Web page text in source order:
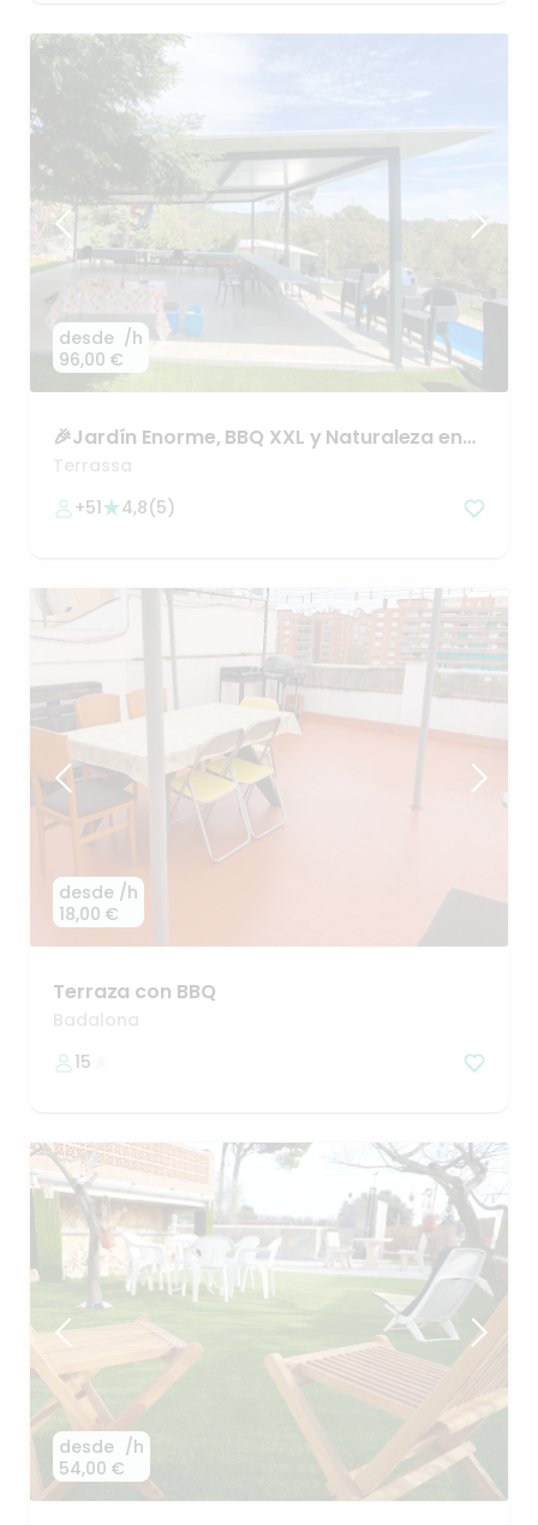
desde
96,00 €
/h
🎉Jardín Enorme​,​ BBQ XXL y Naturaleza en
Pleno Bosque
Terrassa
+51
4,8(5)
desde
18,00 €
/h
Terraza con BBQ
Badalona
15
desde
54,00 €
/h